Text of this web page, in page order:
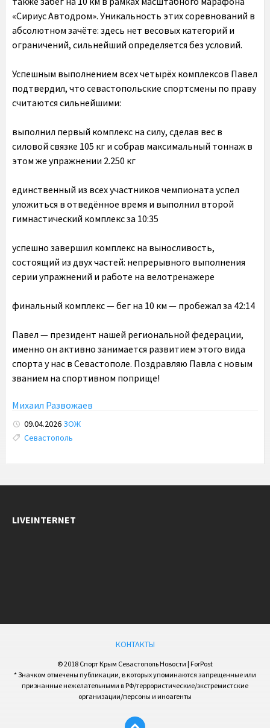
«Сириус Автодром». Уникальность этих соревнований в
абсолютном зачёте: здесь нет весовых категорий и
ограничений, сильнейший определяется без условий.
Успешным выполнением всех четырёх комплексов Павел
подтвердил, что севастопольские спортсмены по праву
считаются сильнейшими:
выполнил первый комплекс на силу, сделав вес в
силовой связке 105 кг и собрав максимальный тоннаж в
этом же упражнении 2.250 кг
единственный из всех участников чемпионата успел
уложиться в отведённое время и выполнил второй
гимнастический комплекс за 10:35
успешно завершил комплекс на выносливость,
состоящий из двух частей: непрерывного выполнения
серии упражнений и работе на велотренажере
финальный комплекс — бег на 10 км — пробежал за 42:14
Павел — президент нашей региональной федерации,
именно он активно занимается развитием этого вида
спорта у нас в Севастополе. Поздравляю Павла с новым
званием на спортивном поприще!
Михаил Развожаев
09.04.2026 ЗОЖ
Tags:
Севастополь
LIVEINTERNET
КОНТАКТЫ
© 2018 Спорт Крым Севастополь Новости | ForPost
* Значком отмечены публикации, в которых упоминаются запрещенные или
признанные нежелательными в РФ/террористические/экстремистские
организации/персоны и иноагенты